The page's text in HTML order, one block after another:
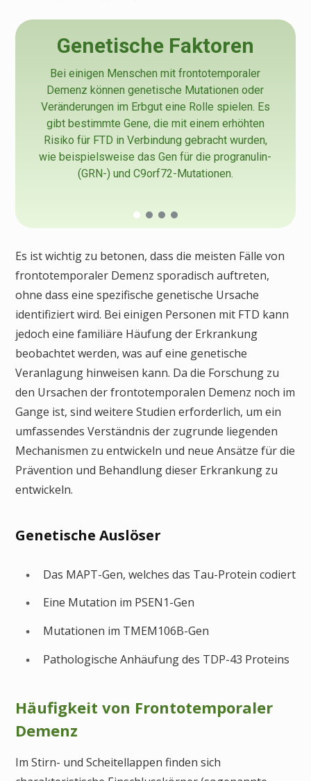
Genetische Faktoren
Bei einigen Menschen mit frontotemporaler
Demenz können genetische Mutationen oder
Veränderungen im Erbgut eine Rolle spielen. Es
gibt bestimmte Gene, die mit einem erhöhten
Risiko für FTD in Verbindung gebracht wurden,
wie beispielsweise das Gen für die progranulin-
(GRN-) und C9orf72-Mutationen.
Es ist wichtig zu betonen, dass die meisten Fälle von
frontotemporaler Demenz sporadisch auftreten,
ohne dass eine spezifische genetische Ursache
identifiziert wird. Bei einigen Personen mit FTD kann
jedoch eine familiäre Häufung der Erkrankung
beobachtet werden, was auf eine genetische
Veranlagung hinweisen kann. Da die Forschung zu
den Ursachen der frontotemporalen Demenz noch im
Gange ist, sind weitere Studien erforderlich, um ein
umfassendes Verständnis der zugrunde liegenden
Mechanismen zu entwickeln und neue Ansätze für die
Prävention und Behandlung dieser Erkrankung zu
entwickeln.
Genetische Auslöser
Das MAPT-Gen, welches das Tau-Protein codiert
Eine Mutation im PSEN1-Gen
Mutationen im TMEM106B-Gen
Pathologische Anhäufung des TDP-43 Proteins
Häufigkeit von Frontotemporaler
Demenz
Im Stirn- und Scheitellappen finden sich